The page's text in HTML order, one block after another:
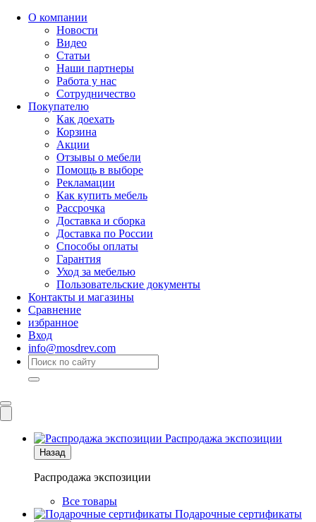
О компании
Новости
Видео
Статьи
Наши партнеры
Работа у нас
Сотрудничество
Покупателю
Как доехать
Корзина
Акции
Отзывы о мебели
Помощь в выборе
Рекламации
Как купить мебель
Рассрочка
Доставка и сборка
Доставка по России
Способы оплаты
Гарантия
Уход за мебелью
Пользовательские документы
Контакты и магазины
Сравнение
избранное
Вход
info@mosdrev.com
Распродажа экспозиции
Назад
Распродажа экспозиции
Все товары
Подарочные сертификаты